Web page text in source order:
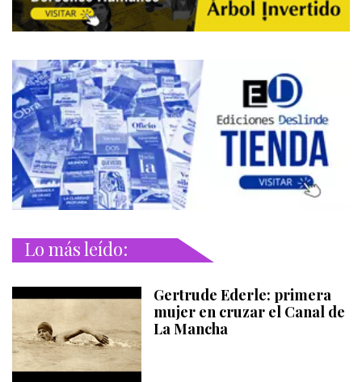
Lo más leído:
Gertrude Ederle: primera
mujer en cruzar el Canal de
La Mancha